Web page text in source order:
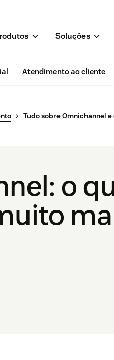
Soluções
Atendimento ao cliente
Tudo sobre Omnichannel
o